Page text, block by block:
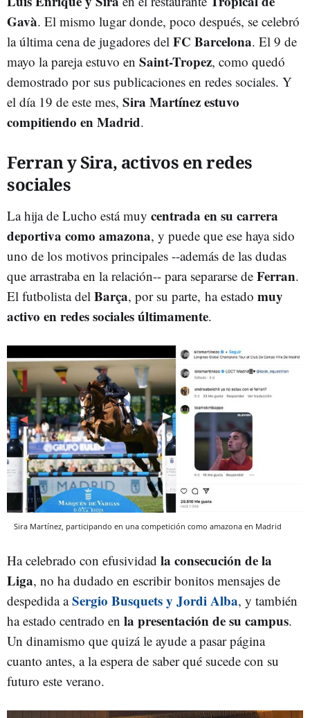
Gavà. El mismo lugar donde, poco después, se celebró
la última cena de jugadores del FC Barcelona. El 9 de
mayo la pareja estuvo en Saint-Tropez, como quedó
demostrado por sus publicaciones en redes sociales. Y
el día 19 de este mes, Sira Martínez estuvo
compitiendo en Madrid.
Ferran y Sira, activos en redes
sociales
La hija de Lucho está muy centrada en su carrera
deportiva como amazona, y puede que ese haya sido
uno de los motivos principales --además de las dudas
que arrastraba en la relación-- para separarse de Ferran.
El futbolista del Barça, por su parte, ha estado muy
activo en redes sociales últimamente.
Sira Martínez, participando en una competición como amazona en Madrid
Ha celebrado con efusividad la consecución de la
Liga, no ha dudado en escribir bonitos mensajes de
despedida aSergio Busquets y Jordi Alba, y también
ha estado centrado en la presentación de su campus.
Un dinamismo que quizá le ayude a pasar página
cuanto antes, a la espera de saber qué sucede con su
futuro este verano.